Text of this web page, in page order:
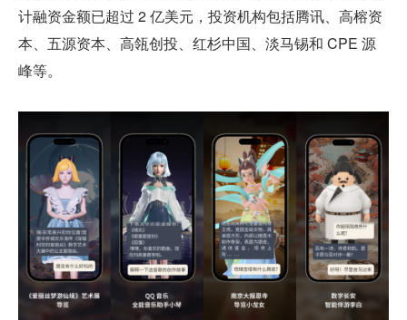
计融资金额已超过 2 亿美元，投资机构包括腾讯、高榕资
本、五源资本、高瓴创投、红杉中国、淡马锡和 CPE 源
峰等。